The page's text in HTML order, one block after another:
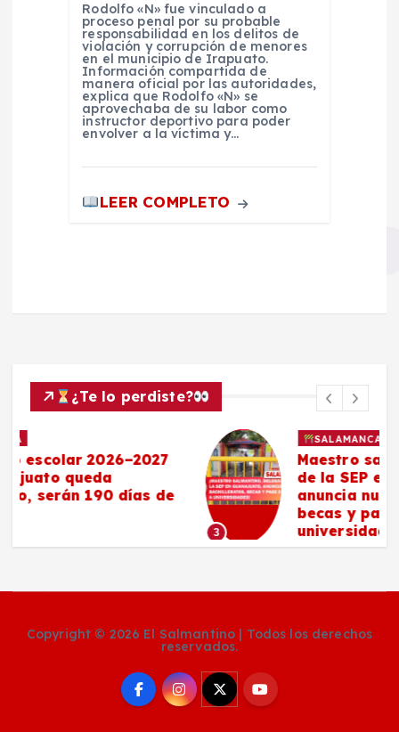
Rodolfo «N» fue vinculado a
proceso penal por su probable
responsabilidad en los delitos de
violación y corrupción de menores
en el municipio de Irapuato.
Información compartida de
manera oficial por las autoridades,
explica que Rodolfo «N» se
aprovechaba de su labor como
instructor deportivo para poder
envolver a la víctima y…
LEER COMPLETO
¿Te lo perdiste?
Maestro salmantino, delegado
de la SEP en Guanajuato,
anuncia nuevos bachilleratos,
becas y pase directo a
universidades
Copyright © 2026 El Salmantino | Todos los derechos